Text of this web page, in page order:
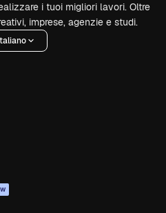
i tuoi migliori lavori. Oltre
imprese, agenzie e studi.